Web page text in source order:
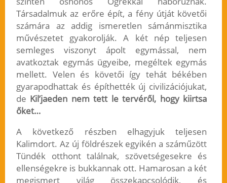
Társadalmuk az erőre épít, a fény útját követői
számára az addig ismeretlen sámánmisztika
művészetet gyakorolják. A két nép teljesen
semleges viszonyt ápolt egymással, nem
avatkoztak egymás ügyeibe, megéltek egymás
mellett. Velen és követői így tehát békében
gyarapodhattak és építhették új civilizációjukat,
de Kil’jaeden nem tett le tervéről, hogy kiirtsa
őket…
A következő részben elhagyjuk teljesen
Kalimdort. Az új földrészek egyikén a száműzött
Tündék otthont találnak, szövetségesekre és
ellenségekre is bukkannak ott. Hamarosan a két
megismert világ összekapcsolódik, és